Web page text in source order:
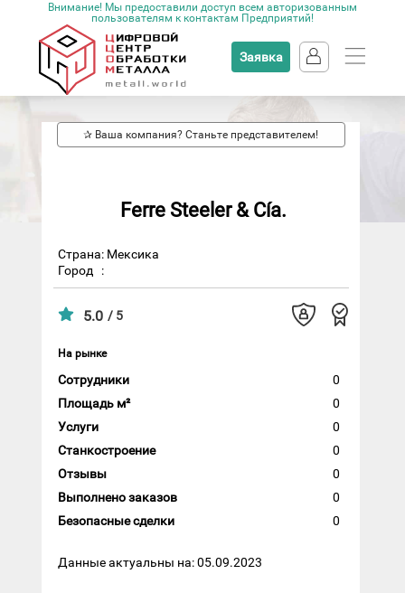
Внимание! Мы предоставили доступ всем авторизованным
пользователям к контактам Предприятий!
Заявка
✰ Ваша компания? Станьте представителем!
Ferre Steeler & Cía.
Страна: Мексика
Город
:
5.0 / 5
На рынке
Сотрудники
0
Площадь м²
0
Услуги
0
Станкостроение
0
Отзывы
0
Выполнено заказов
0
Безопасные сделки
0
Данные актуальны на: 05.09.2023